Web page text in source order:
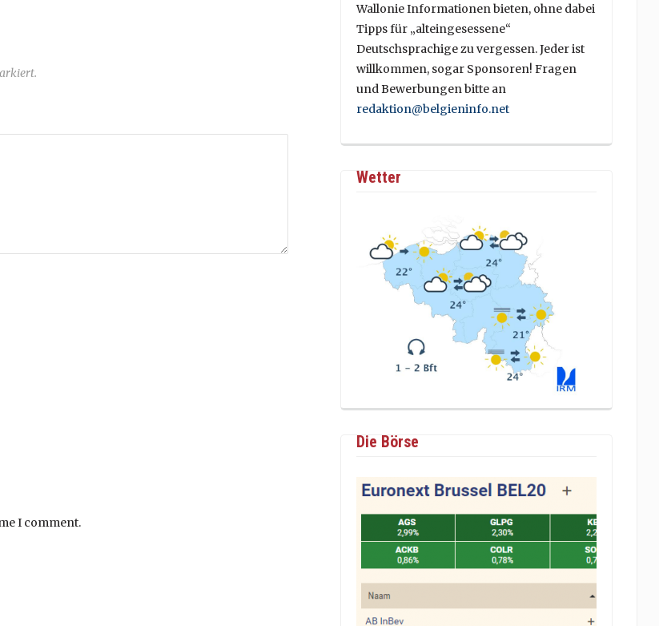
I comment.
Wallonie Informationen bieten, ohne dabei
Tipps für „alteingesessene“
Deutschsprachige zu vergessen. Jeder ist
willkommen, sogar Sponsoren! Fragen
und Bewerbungen bitte an
redaktion@belgieninfo.net
Wetter
Die Börse